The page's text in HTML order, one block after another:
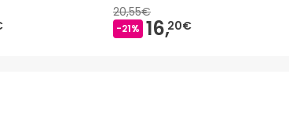
20,55€
-21% 16,20€